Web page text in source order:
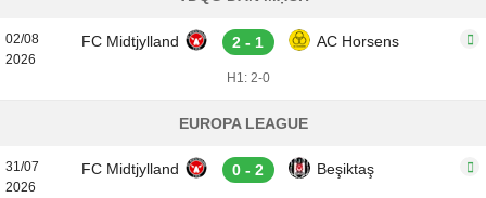
02/08
2026
FC Midtjylland 2 - 1 AC Horsens
H1: 2-0
EUROPA LEAGUE
31/07
2026
FC Midtjylland 0 - 2 Beşiktaş